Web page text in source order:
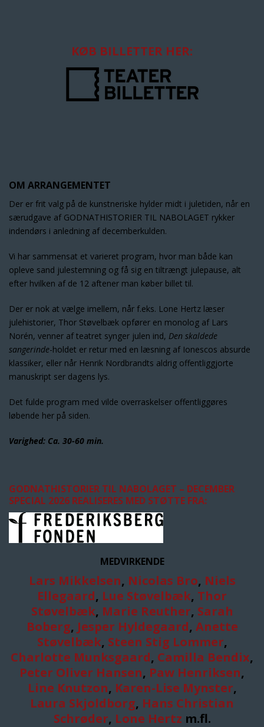
KØB BILLETTER HER:
OM ARRANGEMENTET
Der er frit valg på de kunstneriske hylder midt i juletiden, når en
særudgave af GODNATHISTORIER TIL NABOLAGET rykker
indendørs i anledning af decemberkulden.
Vi har sammensat et varieret program, hvor man både kan
opleve sand julestemning og få sig en tiltrængt julepause, alt
efter hvilken af de 12 aftener man køber billet til.
Der er nok at vælge imellem, når f.eks. Lone Hertz læser
julehistorier, Thor Støvelbæk opfører en monolog af Lars
Norén, venner af teatret synger julen ind, Den skaldede
sangerinde-holdet er retur med en læsning af Ionescos absurde
klassiker, eller når Henrik Nordbrandts aldrig offentliggjorte
manuskript ser dagens lys.
Det fulde program med vilde overraskelser offentliggøres
løbende her på siden.
Varighed: Ca. 30-60 min.
GODNATHISTORIER TIL NABOLAGET – DECEMBER
SPECIAL 2026 REALISERES MED STØTTE FRA:
MEDVIRKENDE
Lars Mikkelsen, Nicolas Bro, Niels
Ellegaard, Lue Støvelbæk, Thor
Støvelbæk, Marie Reuther, Sarah
Boberg, Jesper Hyldegaard, Anette
Støvelbæk, Steen Stig Lommer,
Charlotte Munksgaard, Camilla Bendix,
Peter Oliver Hansen, Paw Henriksen,
Line Knutzon, Karen-Lise Mynster,
Laura Skjoldborg, Hans Christian
Schrøder, Lone Hertz m.fl.